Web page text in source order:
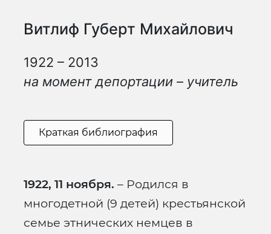
Витлиф Губерт Михайлович
1922 – 2013
на момент депортации – учитель
Краткая библиография
1922, 11 ноября. – Родился в
многодетной (9 детей) крестьянской
семье этнических немцев в